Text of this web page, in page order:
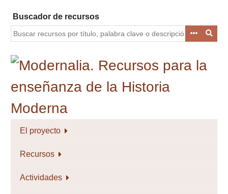
contenido
principal
Buscador de recursos
El proyecto
Recursos
Actividades